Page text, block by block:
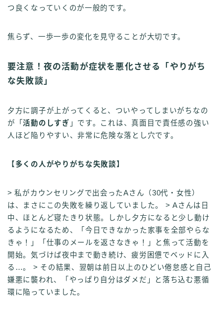
つ良くなっていくのが一般的です。
焦らず、一歩一歩の変化を見守ることが大切です。
要注意！夜の活動が症状を悪化させる「やりがち
な失敗談」
夕方に調子が上がってくると、ついやってしまいがちなの
が「活動のしすぎ 」です。これは、真面目で責任感の強い
人ほど陥りやすい、非常に危険な落とし穴です。
【多くの人がやりがちな失敗談】
> 私がカウンセリングで出会ったAさん（30代・女性）
は、まさにこの失敗を繰り返していました。 > Aさんは日
中、ほとんど寝たきり状態。しかし夕方になると少し動け
るようになるため、「今日できなかった家事を全部やらな
きゃ！」「仕事のメールを返さなきゃ！」と焦って活動を
開始。気づけば夜中まで動き続け、疲労困憊でベッドに入
る…。 > その結果、翌朝は前日以上のひどい倦怠感と自己
嫌悪に襲われ、「やっぱり自分はダメだ」と落ち込む悪循
環に陥っていました。